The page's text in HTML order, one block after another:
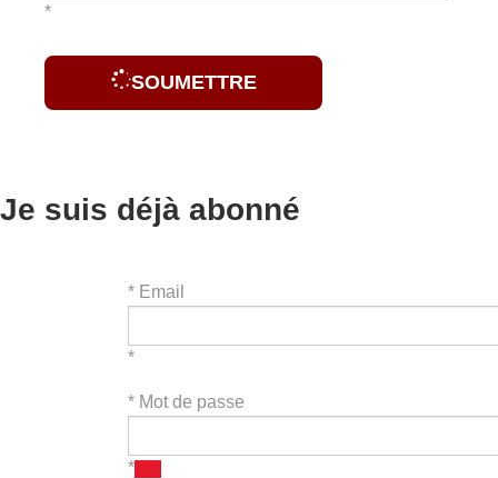
*
SOUMETTRE
Je suis déjà abonné
* Email
*
* Mot de passe
*